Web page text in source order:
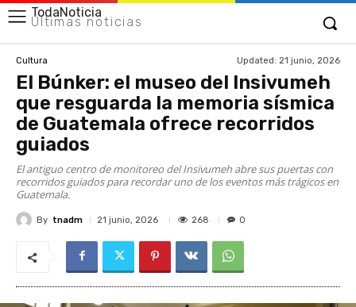
TodaNoticia
Últimas noticias
Cultura Updated: 21 junio, 2026
El Búnker: el museo del Insivumeh
que resguarda la memoria sísmica
de Guatemala ofrece recorridos
guiados
El antiguo centro de monitoreo del Insivumeh abre sus puertas con
recorridos guiados para recordar uno de los eventos más trágicos en
Guatemala.
By tnadm 21 junio, 2026 268 0